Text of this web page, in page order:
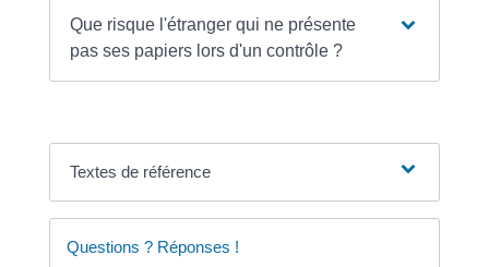
Que risque l'étranger qui ne présente
pas ses papiers lors d'un contrôle ?
Textes de référence
Questions ? Réponses !